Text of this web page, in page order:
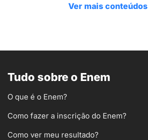
Ver mais conteúdos
Tudo sobre o Enem
O que é o Enem?
Como fazer a inscrição do Enem?
Como ver meu resultado?